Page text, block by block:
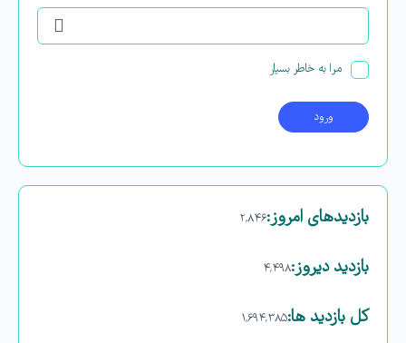
مرا به خاطر بسپار
بازدیدهای امروز:۲,۸۴۶
بازدید دیروز:۴,۴۹۸
کل بازدید ها:۱,۶۹۴,۳۸۵